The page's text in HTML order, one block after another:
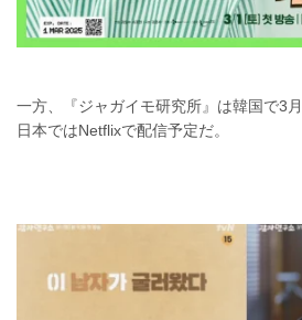
一方、『ジャガイモ研究所』は韓国で3
日本ではNetflixで配信予定だ。